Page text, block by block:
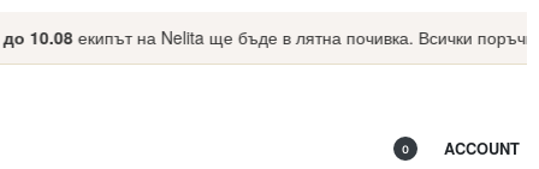
екипът на Nelita ще бъде в лятна почивка. Всички поръчки,
0 ACCOUNT